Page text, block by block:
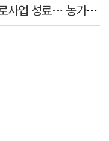
고아농협, 2026년 공공형 계절근로사업 성료… 농가 일손 부족 해소 '효자'